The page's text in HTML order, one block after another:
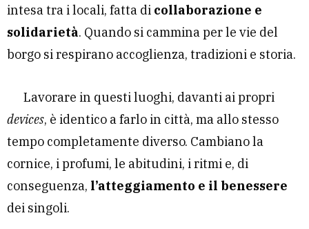
intesa tra i locali, fatta di collaborazione e
solidarietà. Quando si cammina per le vie del
borgo si respirano accoglienza, tradizioni e storia.
Lavorare in questi luoghi, davanti ai propri
devices, è identico a farlo in città, ma allo stesso
tempo completamente diverso. Cambiano la
cornice, i profumi, le abitudini, i ritmi e, di
conseguenza, l’atteggiamento e il benessere
dei singoli.